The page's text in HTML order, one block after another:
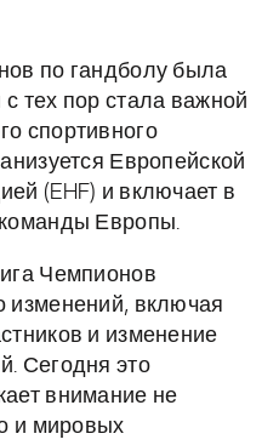
по гандболу была
тех пор стала важной
спортивного
Европейской
(EHF) и включает в
Европы.
Чемпионов
изменений, включая
и изменение
Сегодня это
внимание не
и мировых